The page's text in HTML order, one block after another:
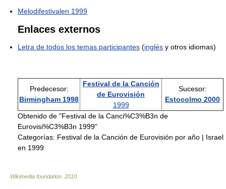
Melodifestivalen 1999
Enlaces externos
Letra de todos los temas participantes (inglés y otros idiomas)
Predecesor:
Birmingham 1998
Festival de la Canción
de Eurovisión
1999
Sucesor:
Estocolmo 2000
Obtenido de "Festival de la Canci%C3%B3n de
Eurovisi%C3%B3n 1999"
Categorías: Festival de la Canción de Eurovisión por año | Israel
en 1999
Wikimedia foundation 2010